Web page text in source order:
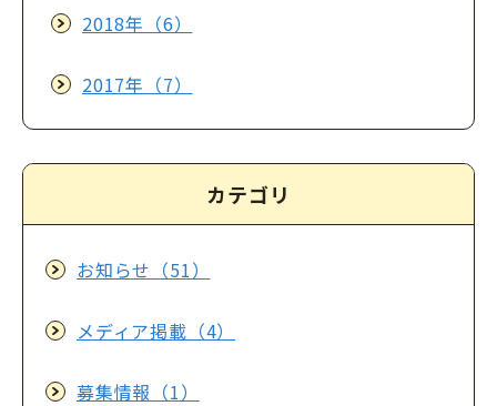
2018年（6）
2017年（7）
カテゴリ
お知らせ（51）
メディア掲載（4）
募集情報（1）